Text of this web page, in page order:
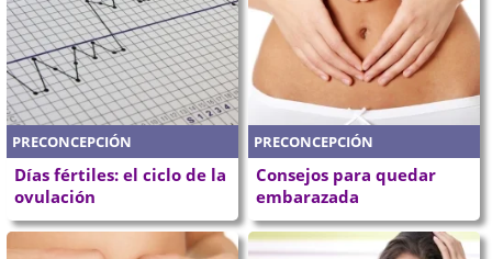
PRECONCEPCIÓN
Días fértiles: el ciclo de la
ovulación
PRECONCEPCIÓN
Consejos para quedar
embarazada